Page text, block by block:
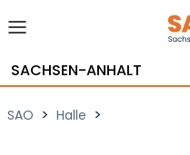
SACHSEN-ANHALT
SAO > Halle >